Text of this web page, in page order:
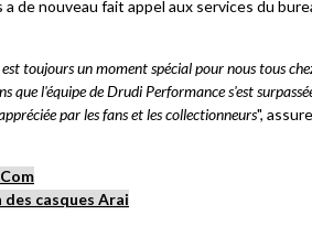
de nouveau fait appel aux services du
toujours un moment spécial pour nous tous
que l'équipe de Drudi Performance s'est
par les fans et les collectionneurs",
casques Arai